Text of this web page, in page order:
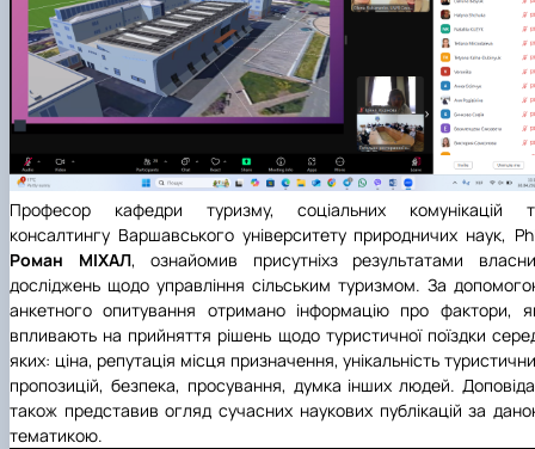
Професор кафедри туризму, соціальних комунікацій
консалтингу Варшавського університету природничих наук,
Роман МІХАЛ, ознайомив присутніхз результатами
досліджень щодо управління сільським туризмом. За
анкетного опитування отримано інформацію про фактори,
впливають на прийняття рішень щодо туристичної поїздки
яких: ціна, репутація місця призначення, унікальність
пропозицій, безпека, просування, думка інших людей.
також представив огляд сучасних наукових публікацій за
тематикою.